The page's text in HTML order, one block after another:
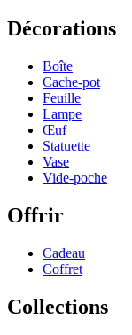
Décorations
Boîte
Cache-pot
Feuille
Lampe
Œuf
Statuette
Vase
Vide-poche
Offrir
Cadeau
Coffret
Collections